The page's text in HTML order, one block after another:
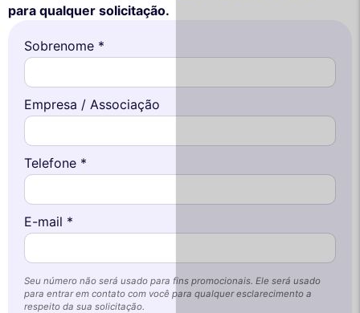
para qualquer solicitação.
Sobrenome *
Empresa / Associação
Telefone *
E-mail *
Seu número não será usado para fins promocionais. Ele será usado
para entrar em contato com você para qualquer esclarecimento a
respeito da sua solicitação.